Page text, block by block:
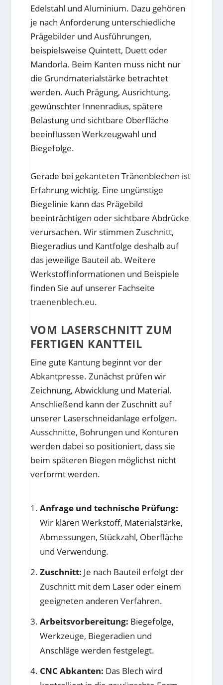
Edelstahl und Aluminium. Dazu gehören
je nach Anforderung unterschiedliche
Prägebilder und Ausführungen,
beispielsweise Quintett, Duett oder
Mandorla. Beim Kanten muss nicht nur
die Grundmaterialstärke betrachtet
werden. Auch Prägung, Ausrichtung,
gewünschter Innenradius, spätere
Belastung und sichtbare Oberfläche
beeinflussen Werkzeugwahl und
Biegefolge.
Gerade bei gekanteten Tränenblechen ist
Erfahrung wichtig. Eine ungünstige
Biegelinie kann das Prägebild
beeinträchtigen oder sichtbare Abdrücke
verursachen. Wir stimmen Zuschnitt,
Biegeradius und Kantfolge deshalb auf
das jeweilige Bauteil ab. Weitere
Werkstoffinformationen und Beispiele
finden Sie auf unserer Fachseite
traenenblech.eu.
VOM LASERSCHNITT ZUM
FERTIGEN KANTTEIL
Eine gute Kantung beginnt vor der
Abkantpresse. Zunächst prüfen wir
Zeichnung, Abwicklung und Material.
Anschließend kann der Zuschnitt auf
unserer Laserschneidanlage erfolgen.
Ausschnitte, Bohrungen und Konturen
werden dabei so positioniert, dass sie
beim späteren Biegen möglichst nicht
verformt werden.
Anfrage und technische Prüfung:
Wir klären Werkstoff, Materialstärke,
Abmessungen, Stückzahl, Oberfläche
und Verwendung.
Zuschnitt: Je nach Bauteil erfolgt der
Zuschnitt mit dem Laser oder einem
geeigneten anderen Verfahren.
Arbeitsvorbereitung: Biegefolge,
Werkzeuge, Biegeradien und
Anschläge werden festgelegt.
CNC Abkanten: Das Blech wird